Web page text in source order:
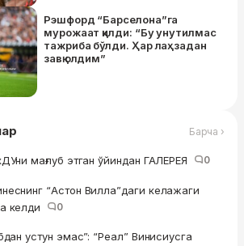
Рэшфорд “Барселона”га
мурожаат қилди: “Бу унутилмас
тажриба бўлди. Ҳар лаҳзадан
завқ олдим”
Барча ›
мағлуб этган ўйиндан ГАЛЕРЕЯ 0
“Астон Вилла”даги келажаги
келди
0
устун эмас”: “Реал” Винисиусга